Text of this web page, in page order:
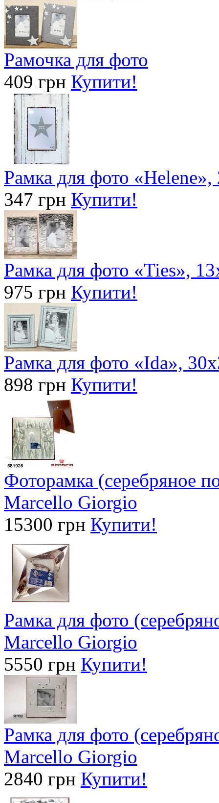
Рамочка для фото
409 грн Купити!
Рамка для фото
347 грн Купити!
Рамка для фото «Ties»,
975 грн Купити!
Рамка для фото «Ida»,
898 грн Купити!
Фоторамка (серебряное
Marcello Giorgio
15300 грн Купити!
Рамка для фото
Marcello Giorgio
5550 грн Купити!
Рамка для фото
Marcello Giorgio
2840 грн Купити!